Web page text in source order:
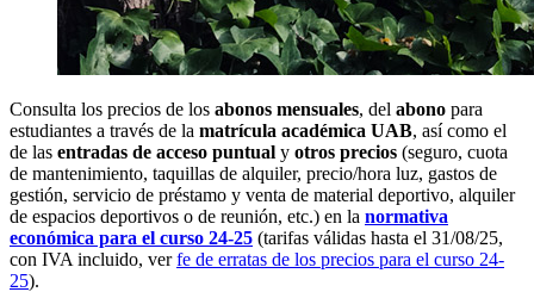
Consulta los precios de los abonos mensuales, del abono para
estudiantes a través de la matrícula académica UAB, así como el
de las entradas de acceso puntual y otros precios (seguro, cuota
de mantenimiento, taquillas de alquiler, precio/hora luz, gastos de
gestión, servicio de préstamo y venta de material deportivo, alquiler
de espacios deportivos o de reunión, etc.) en la normativa
económica para el curso 24-25 (tarifas válidas hasta el 31/08/25,
con IVA incluido, verfe de erratas de los precios para el curso 24-
25).